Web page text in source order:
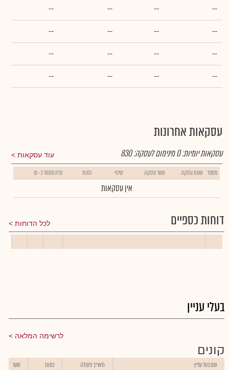
--
--
--
--
--
--
--
--
--
--
--
--
--
--
--
--
עסקאות אחרונות
עוד עסקאות עסקאות יומיות:0מינימום לעסקה:830
מספר שעת עסקה שער עסקה שינוי כמות נפח מסחר ב- ₪
אין עסקאות
דוחות כספיים לכל הדוחות
בעלי עניין
לרשימה המלאה
קונים
שם בעל עניין תאריך פעולה כמות שער